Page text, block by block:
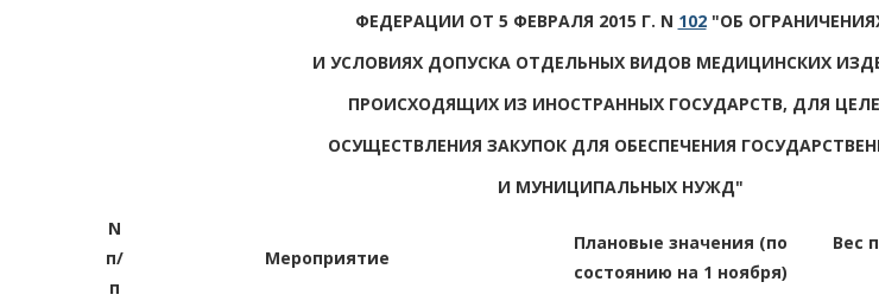
ФЕДЕРАЦИИ ОТ 5 ФЕВРАЛЯ 2015 Г. N 102"ОБ
И УСЛОВИЯХ ДОПУСКА ОТДЕЛЬНЫХ ВИДОВ МЕДИЦИНСКИХ
ПРОИСХОДЯЩИХ ИЗ ИНОСТРАННЫХ ГОСУДАРСТВ, ДЛЯ
ОСУЩЕСТВЛЕНИЯ ЗАКУПОК ДЛЯ ОБЕСПЕЧЕНИЯ
И МУНИЦИПАЛЬНЫХ НУЖД"
N
п/
п
Мероприятие
Плановые значения (по
состоянию на 1 ноября)
Вес